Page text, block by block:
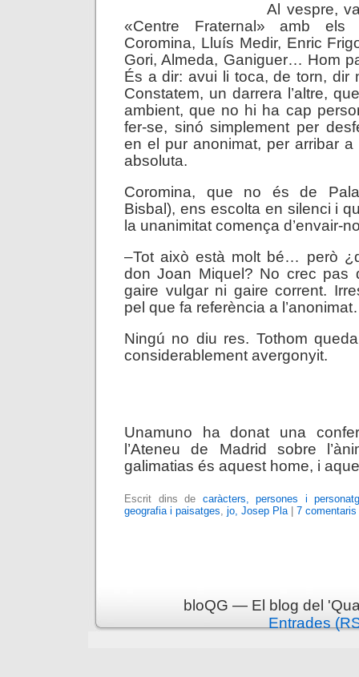
Al vespre,
«Centre Fraternal» amb
Coromina, Lluís Medir, Enric
Gori, Almeda, Ganiguer… Hom
És a dir: avui li toca, de torn, dir
Constatem, un darrera l’altre,
ambient, que no hi ha cap
fer-se, sinó simplement per
en el pur anonimat, per arribar a
absoluta.
Coromina, que no és de
Bisbal), ens escolta en silenci i
la unanimitat comença d’envair-
–Tot això està molt bé… però
don Joan Miquel? No crec pas
gaire vulgar ni gaire corrent.
pel que fa referència a
Ningú no diu res. Tothom
considerablement avergonyit.
Unamuno ha donat una
l’Ateneu de Madrid sobre
galimatias és aquest home, i
Escrit dins de caràcters, persones i
geografia i paisatges, jo, Josep Pla| 7 comentaris
bloQG — El blog del
Entrades